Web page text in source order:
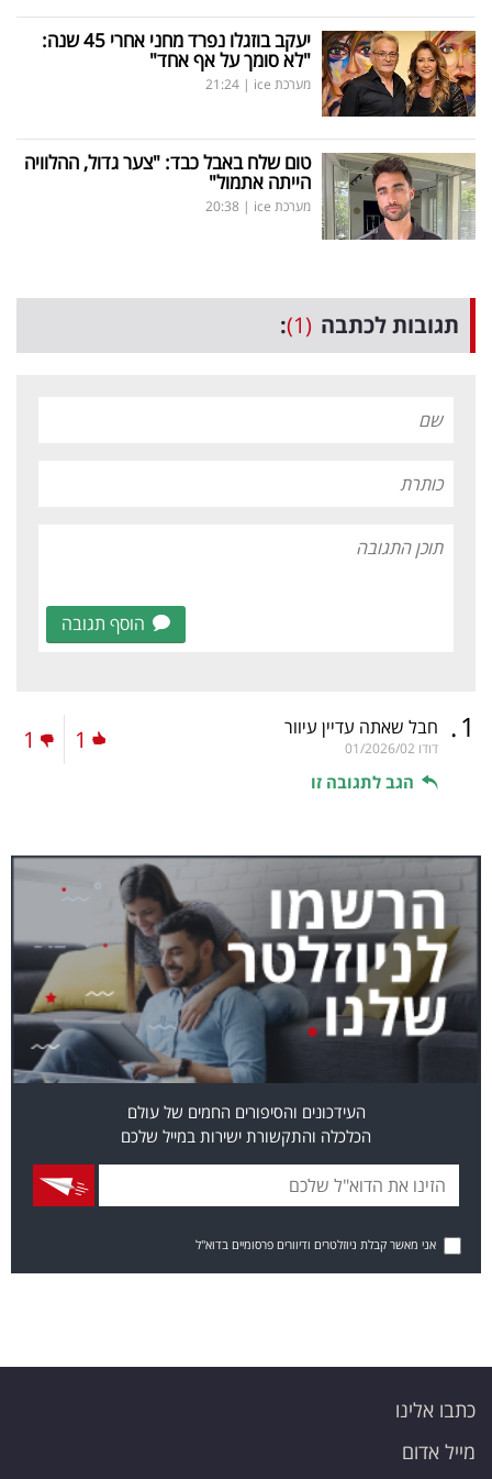
יעקב בוזגלו נפרד מחני אחרי 45 שנה:
"לא סומך על אף אחד"
מערכת ice |
21:24
טום שלח באבל כבד: "צער גדול, ההלוויה
הייתה אתמול"
מערכת ice |
20:38
תגובות לכתבה (1)
:
הוסף תגובה
1
. חבל שאתה עדיין עיוור
דודו 01/2026/02
הגב לתגובה זו
1
1
העידכונים והסיפורים החמים של עולם
הכלכלה והתקשורת ישירות במייל שלכם
אני מאשר קבלת ניוזלטרים ודיוורים פרסומיים בדוא"ל
כתבו אלינו
מייל אדום